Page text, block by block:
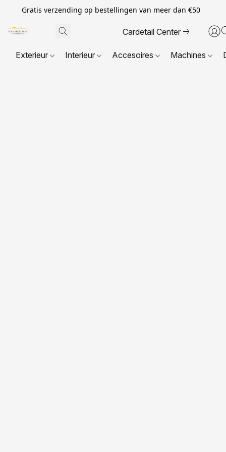
Gratis verzending op bestellingen van meer dan €50
Cardetail Center
Exterieur Interieur Accesoires Machines